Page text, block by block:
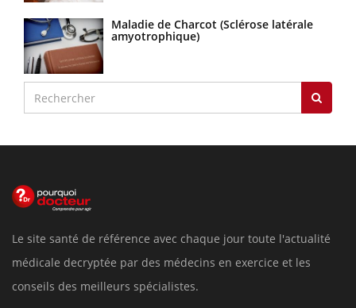
Maladie de Charcot (Sclérose latérale
amyotrophique)
Le site santé de référence avec chaque jour toute l'actualité
médicale decryptée par des médecins en exercice et les
conseils des meilleurs spécialistes.